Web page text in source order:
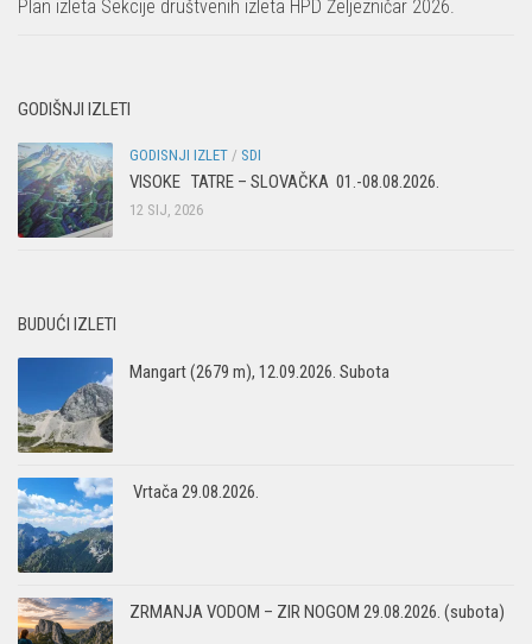
Plan izleta Sekcije društvenih izleta HPD Željezničar 2026.
GODIŠNJI IZLETI
GODISNJI IZLET / SDI
VISOKE TATRE – SLOVAČKA 01.-08.08.2026.
12 SIJ, 2026
BUDUĆI IZLETI
Mangart (2679 m), 12.09.2026. Subota
Vrtača 29.08.2026.
ZRMANJA VODOM – ZIR NOGOM 29.08.2026. (subota)